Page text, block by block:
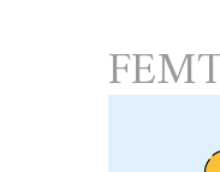
ス
の